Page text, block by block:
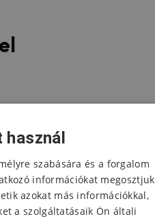
szabására és a forgalom
információkat megosztjuk
azokat más információkkal,
a szolgáltatásaik Ön általi